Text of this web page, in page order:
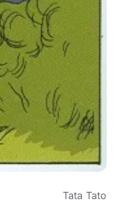
Tata Tato